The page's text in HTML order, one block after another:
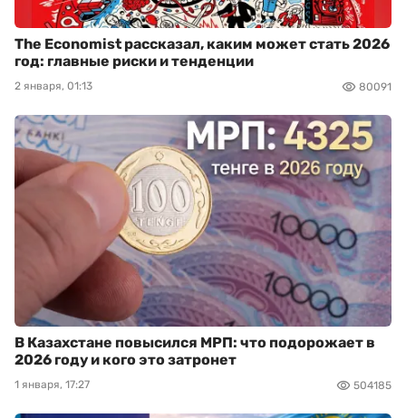
The Economist рассказал, каким может стать 2026
год: главные риски и тенденции
2 января, 01:13 80091
В Казахстане повысился МРП: что подорожает в
2026 году и кого это затронет
1 января, 17:27 504185